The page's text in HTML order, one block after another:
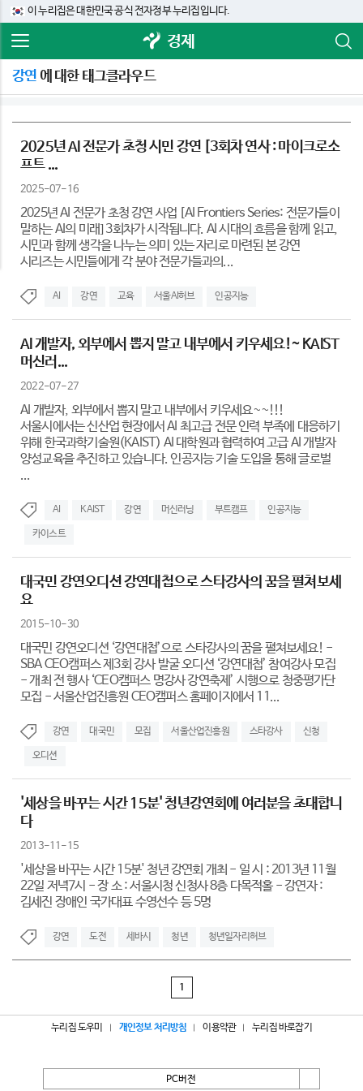
이 누리집은 대한민국 공식 전자정부 누리집입니다.
경제
강연 에 대한 태그클라우드
2025년 AI 전문가 초청 시민 강연 [3회차 연사 : 마이크로소
프트 ...
2025-07-16
2025년 AI 전문가 초청 강연 사업 [AI Frontiers Series: 전문가들이
말하는 AI의 미래] 3회차가 시작됩니다. AI 시대의 흐름을 함께 읽고,
시민과 함께 생각을 나누는 의미 있는 자리로 마련된 본 강연
시리즈는 시민들에게 각 분야 전문가들과의...
AI 강연 교육 서울AI허브 인공지능
AI 개발자, 외부에서 뽑지 말고 내부에서 키우세요!~ KAIST
머신러...
2022-07-27
AI 개발자, 외부에서 뽑지 말고 내부에서 키우세요~~!!!
서울시에서는 신산업 현장에서 AI 최고급 전문 인력 부족에 대응하기
위해 한국과학기술원(KAIST) AI 대학원과 협력하여 고급 AI 개발자
양성교육을 추진하고 있습니다. 인공지능 기술 도입을 통해 글로벌
...
AI KAIST 강연 머신러닝 부트캠프 인공지능
카이스트
대국민 강연오디션 강연대첩으로 스타강사의 꿈을 펼쳐보세
요
2015-10-30
대국민 강연오디션 ‘강연대첩’으로 스타강사의 꿈을 펼쳐보세요! -
SBA CEO캠퍼스 제3회 강사 발굴 오디션 ‘강연대첩’ 참여강사 모집
- 개최 전 행사 ‘CEO캠퍼스 명강사 강연축제’ 시행으로 청중평가단
모집 - 서울산업진흥원 CEO캠퍼스 홈페이지에서 11...
강연 대국민 모집 서울산업진흥원 스타강사 신청
오디션
'세상을 바꾸는 시간 15분' 청년강연회에 여러분을 초대합니
다
2013-11-15
'세상을 바꾸는 시간 15분' 청년 강연회 개최 - 일 시 : 2013년 11월
22일 저녁7시 - 장 소 : 서울시청 신청사 8층 다목적홀 - 강연자 :
김세진 장애인 국가대표 수영선수 등 5명
강연 도전 세바시 청년 청년일자리허브
1
누리집 도우미 개인정보 처리방침 이용약관 누리집 바로잡기
PC버전